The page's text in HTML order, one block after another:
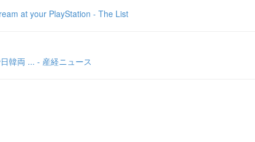
at your PlayStation - The List
韓両 ... - 産経ニュース